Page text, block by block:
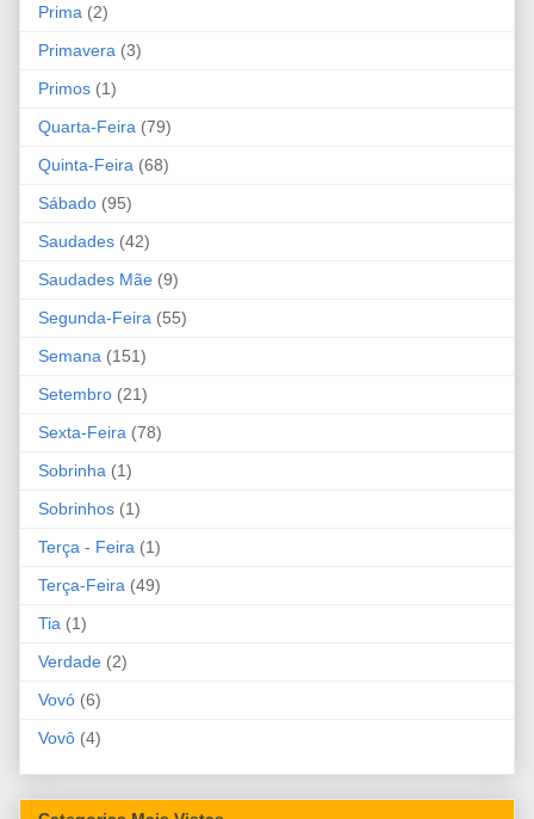
Prima (2)
Primavera (3)
Primos (1)
Quarta-Feira (79)
Quinta-Feira (68)
Sábado (95)
Saudades (42)
Saudades Mãe (9)
Segunda-Feira (55)
Semana (151)
Setembro (21)
Sexta-Feira (78)
Sobrinha (1)
Sobrinhos (1)
Terça - Feira (1)
Terça-Feira (49)
Tia (1)
Verdade (2)
Vovó (6)
Vovô (4)